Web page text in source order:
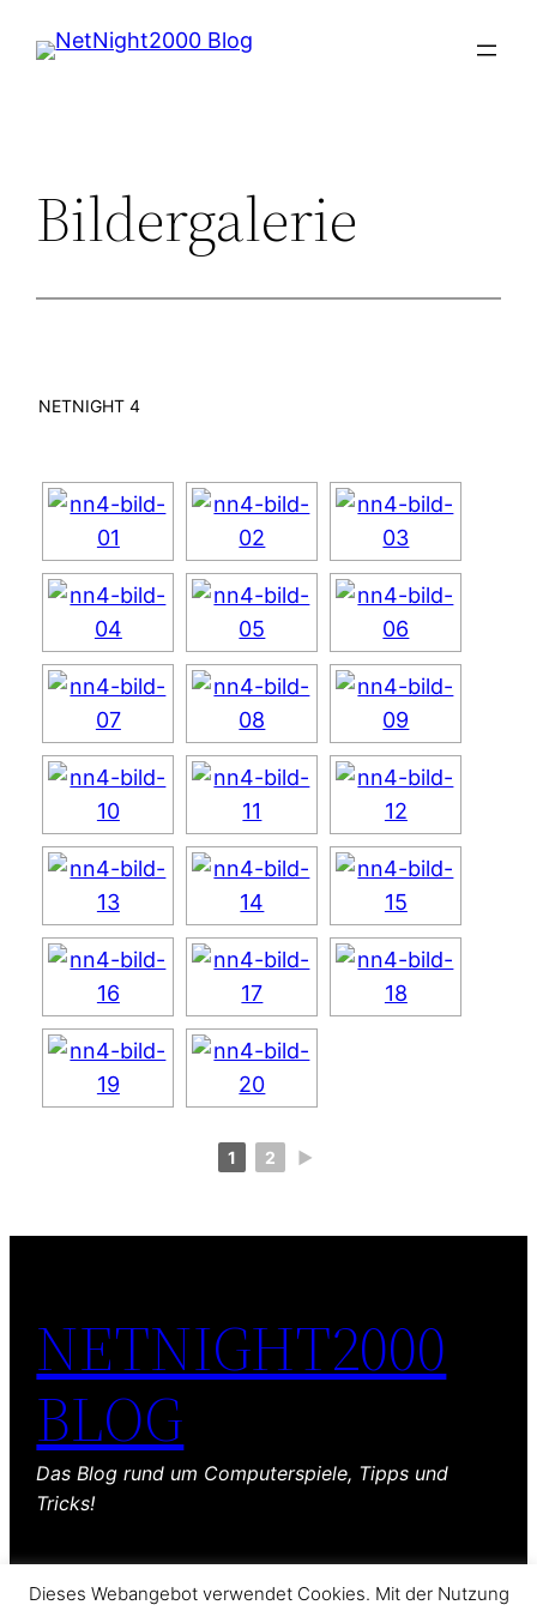
Inhalt
Bildergalerie
NETNIGHT 4
1 2 ►
NETNIGHT2000
BLOG
Das Blog rund um Computerspiele, Tipps und
Tricks!
Dieses Webangebot verwendet Cookies. Mit der Nutzung